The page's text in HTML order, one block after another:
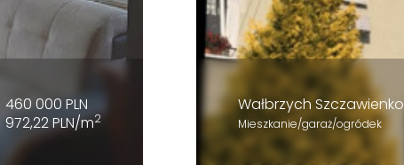
460 000 PLN
972,22 PLN/m2
Wałbrzych Szczawienko
Mieszkanie/garaż/ogródek